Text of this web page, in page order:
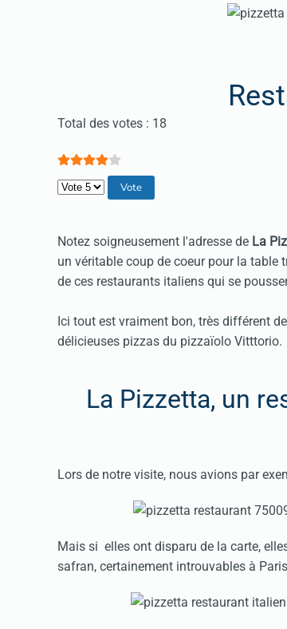
Vote utilisateur:4/
Total des votes : 18
Veuillez voter
Notez soigneusement l'adresse de La
un véritable coup de coeur pour la table
de ces restaurants italiens qui se
Ici tout est vraiment bon, très différent
délicieuses pizzas du pizzaïolo Vitttorio.
La Pizzetta, un
Lors de notre visite, nous avions par
Mais si elles ont disparu de la carte,
safran, certainement introuvables à